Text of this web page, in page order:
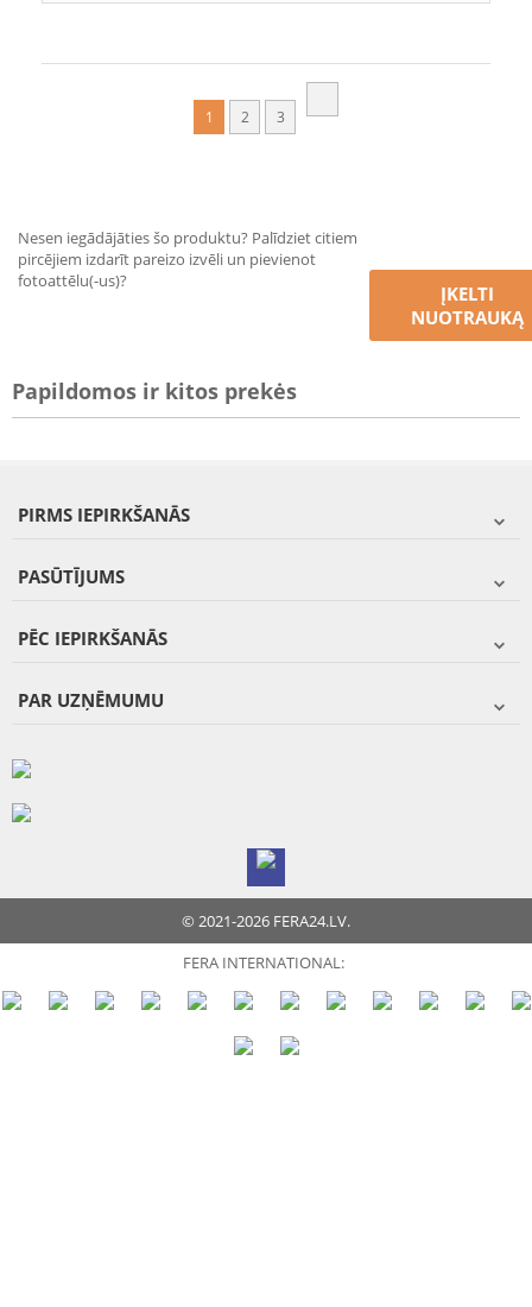
1 2 3
Nesen iegādājāties šo produktu? Palīdziet citiem
pircējiem izdarīt pareizo izvēli un pievienot
fotoattēlu(-us)?
ĮKELTI
NUOTRAUKĄ
Papildomos ir kitos prekės
PIRMS IEPIRKŠANĀS
PASŪTĪJUMS
PĒC IEPIRKŠANĀS
PAR UZŅĒMUMU
© 2021-2026 FERA24.LV.
FERA INTERNATIONAL: